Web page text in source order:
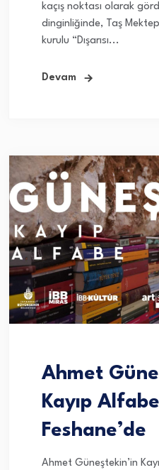
kaçış noktası olarak
dinginliğinde, Taş
kurulu “Dışarısı...
Devam
Ahmet
Kayıp
Feshane’de
Ahmet Güneştekin’in